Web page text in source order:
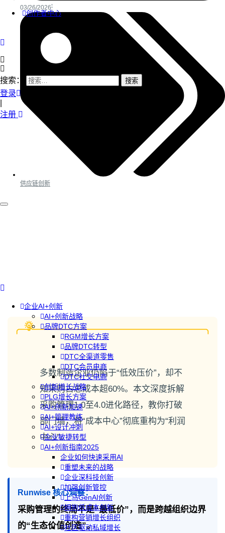
创作者中心
搜索：
登录
注册
企业AI+创新
AI+创新战略
品牌DTC方案
RGM增长方案
品牌DTC转型
DTC全渠道零售
DTC会员电商
DTC社交电商
创新增长战略
PLG增长方案
AI+创新加速
AI+管理教练
AI+设计冲刺
企业敏捷转型
AI+创新指南2025
企业如何快速采用AI
重塑未来的战略
企业深科技创新
加强创新管控
上马GenAI创新
拥抱低成本创新
重构营销增长组织
社区驱动私域增长
03/26/2026
供应链创新
多数制造企业仍陷于“低效压价”，却不
知采购占总成本超60%。本文深度拆解
采购管理1.0至4.0进化路径，教你打破
部门墙，将“成本中心”彻底重构为“利润
中心”。
Runwise 核心洞察：
采购管理的终局不是“最低价”，而是跨越组织边界
的“生态价值创造”。